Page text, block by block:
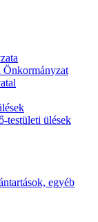
Önkormányzat
testületi ülések
egyéb